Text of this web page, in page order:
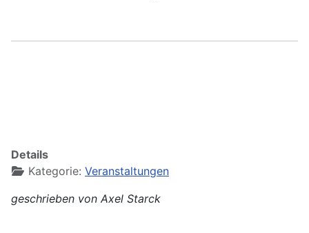
Details
Kategorie: Veranstaltungen
geschrieben von Axel Starck